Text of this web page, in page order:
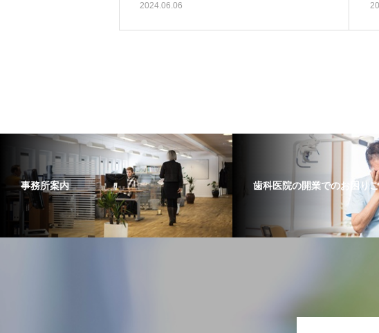
2024.06.06
事務所案内 歯科医院の開業でのお困り